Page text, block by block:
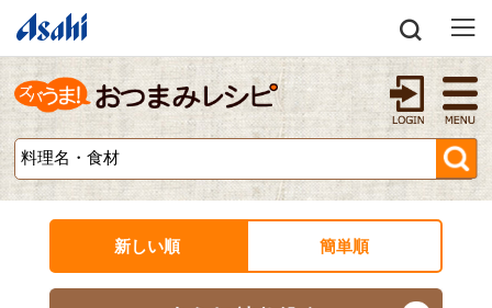
新しい順 簡単順